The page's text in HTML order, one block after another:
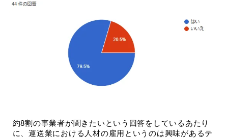
約8割の事業者が聞きたいという回答をしているあたり
に、運送業における人材の雇用というのは興味があるテ